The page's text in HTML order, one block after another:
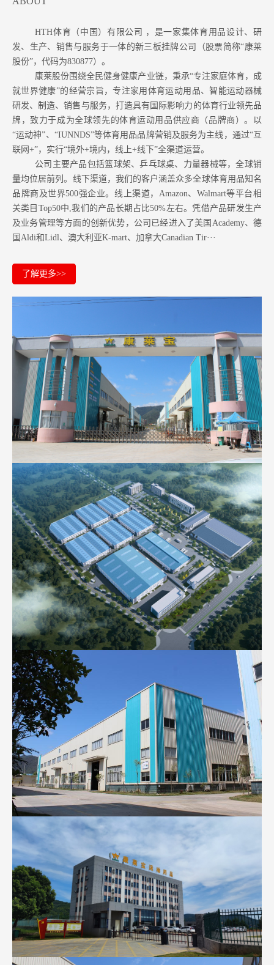
HTH体育（中国）有限公司 ，是一家集体育用品设计、研
发、生产、销售与服务于一体的新三板挂牌公司（股票简称“康莱
股份”，代码为830877）。
康莱股份围绕全民健身健康产业链，秉承“专注家庭体育，成
就世界健康”的经营宗旨，专注家用体育运动用品、智能运动器械
研发、制造、销售与服务，打造具有国际影响力的体育行业领先品
牌，致力于成为全球领先的体育运动用品供应商（品牌商）。以
“运动神”、“IUNNDS”等体育用品品牌营销及服务为主线，通过“互
联网+”，实行“境外+境内，线上+线下”全渠道运营。
公司主要产品包括篮球架、乒乓球桌、力量器械等，全球销
量均位居前列。 线下渠道，我们的客户涵盖众多全球体育用品知名
品牌商及世界500强企业。 线上渠道，Amazon、Walmart等平台相
关类目Top50中,我们的产品长期占比50%左右。凭借产品研发生产
及业务管理等方面的创新优势，公司已经进入了美国Academy、德
国Aldi和Lidl、澳大利亚K-mart、加拿大Canadian Tir···
了解更多>>